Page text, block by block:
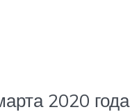
2020 года